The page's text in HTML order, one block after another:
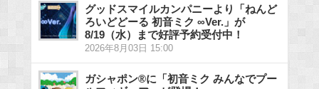
グッドスマイルカンパニーより「ねんど
ろいどどーる 初音ミク ∞Ver.」が
8/19（水）まで好評予約受付中！
2026年8月03日 15:00
ガシャポン®に「初音ミク みんなでプー